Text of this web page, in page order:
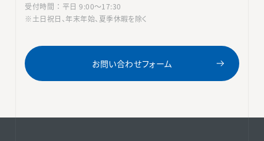
受付時間 ： 平日 9:00〜17:30
※土日祝日、年末年始、夏季休暇を除く
お問い合わせフォーム